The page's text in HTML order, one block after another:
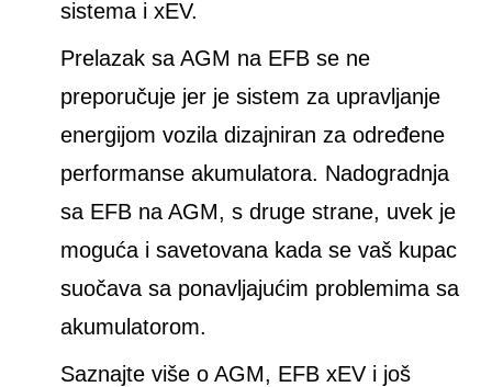
sistema i xEV.
Prelazak sa AGM na EFB se ne
preporučuje jer je sistem za upravljanje
energijom vozila dizajniran za određene
performanse akumulatora. Nadogradnja
sa EFB na AGM, s druge strane, uvek je
moguća i savetovana kada se vaš kupac
suočava sa ponavljajućim problemima sa
akumulatorom.
Saznajte više o AGM, EFB xEV i još